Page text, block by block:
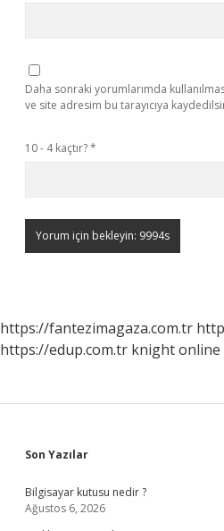
Daha sonraki yorumlarımda
ve site adresim bu tarayıcıya
10 - 4 kaçtır?*
https://fantezimagaza.com.tr
https://edup.com.tr knight online
Sidebar
Son Yazılar
Bilgisayar kutusu nedir ?
Ağustos 6, 2026